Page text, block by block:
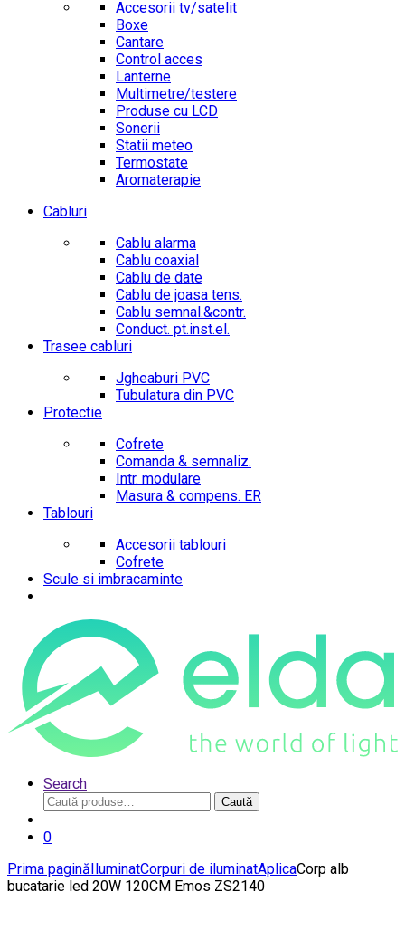
Accesorii tv/satelit
Boxe
Cantare
Control acces
Lanterne
Multimetre/testere
Produse cu LCD
Sonerii
Statii meteo
Termostate
Aromaterapie
Cabluri
Cablu alarma
Cablu coaxial
Cablu de date
Cablu de joasa tens.
Cablu semnal.&contr.
Conduct. pt.inst.el.
Trasee cabluri
Jgheaburi PVC
Tubulatura din PVC
Protectie
Cofrete
Comanda & semnaliz.
Intr. modulare
Masura & compens. ER
Tablouri
Accesorii tablouri
Cofrete
Scule si imbracaminte
Search
Caută
după:
Caută
0
Prima paginăIluminatCorpuri de iluminatAplicaCorp alb
bucatarie led 20W 120CM Emos ZS2140